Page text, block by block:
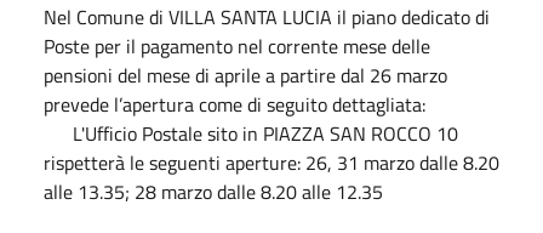
Nel Comune di VILLA SANTA LUCIA il piano dedicato di
Poste per il pagamento nel corrente mese delle
pensioni del mese di aprile a partire dal 26 marzo
prevede l’apertura come di seguito dettagliata:
L'Ufficio Postale sito in PIAZZA SAN ROCCO 10
rispetterà le seguenti aperture: 26, 31 marzo dalle 8.20
alle 13.35; 28 marzo dalle 8.20 alle 12.35